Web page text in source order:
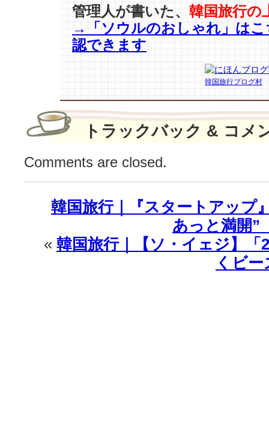
「Maxim
KANU
ウ
タ
ブ
レ
ン
♪
管理人が書いた、 韓国旅行の
→「ソウルのおしゃれ」はこ
認できます
韓国旅行ブログ村
トラックバック & コメ
Comments are closed.
韓国旅行｜『スタートアップ
あっと満開”
« 韓国旅行｜【ソ・イェジ】「
くビ